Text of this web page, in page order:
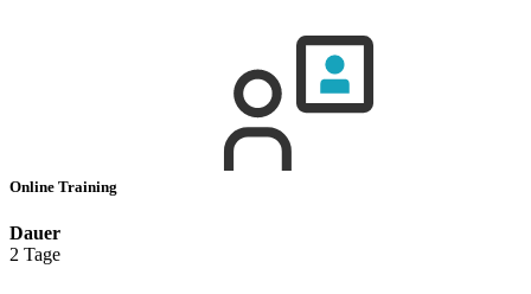
Online Training
Dauer
2 Tage